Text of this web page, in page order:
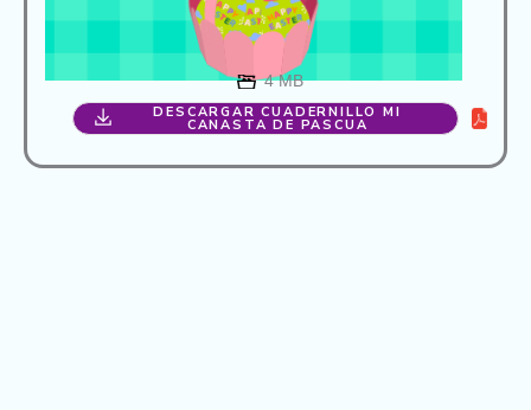
DESCARGAR CUADERNILLO MI
CANASTA DE PASCUA
4 MB